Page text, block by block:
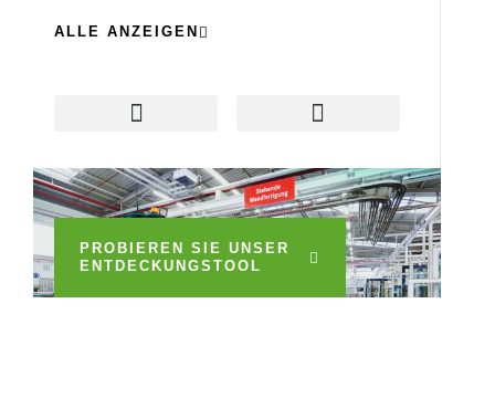
ALLE ANZEIGEN
PROBIEREN SIE UNSER
ENTDECKUNGSTOOL